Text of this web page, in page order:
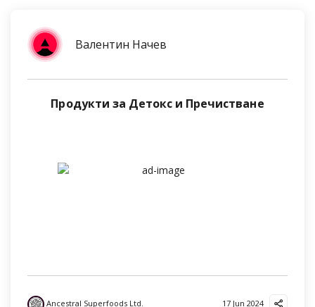
Валентин Начев
Продукти за Детокс и Пречистване
Ancestral Superfoods Ltd. 17 Jun 2024